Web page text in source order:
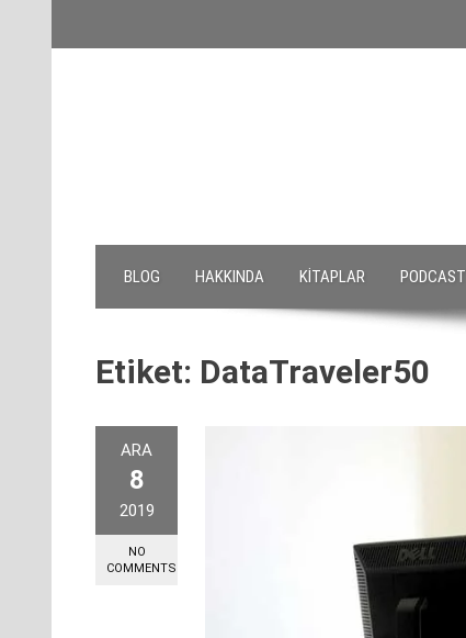
BLOG HAKKINDA KITAPLAR PODCAST
Etiket: DataTraveler50
ARA
8
2019
NO
COMMENTS